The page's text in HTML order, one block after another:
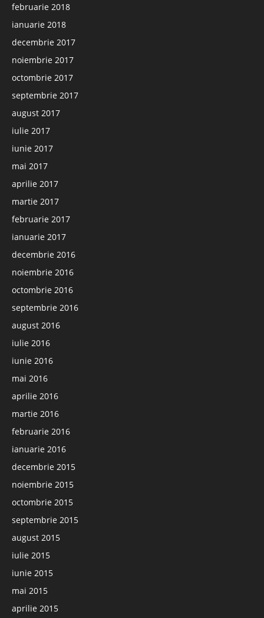
februarie 2018
ianuarie 2018
decembrie 2017
noiembrie 2017
octombrie 2017
septembrie 2017
august 2017
iulie 2017
iunie 2017
mai 2017
aprilie 2017
martie 2017
februarie 2017
ianuarie 2017
decembrie 2016
noiembrie 2016
octombrie 2016
septembrie 2016
august 2016
iulie 2016
iunie 2016
mai 2016
aprilie 2016
martie 2016
februarie 2016
ianuarie 2016
decembrie 2015
noiembrie 2015
octombrie 2015
septembrie 2015
august 2015
iulie 2015
iunie 2015
mai 2015
aprilie 2015